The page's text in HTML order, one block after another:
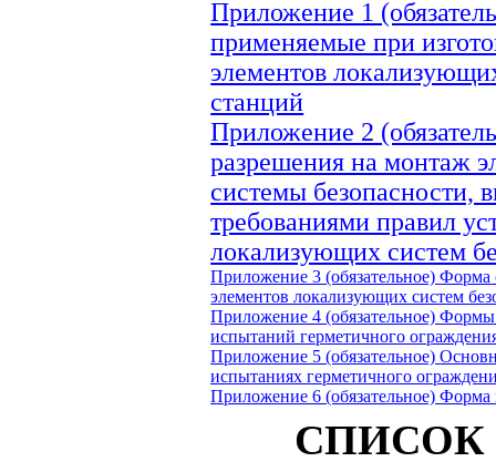
Приложение 1
применяемые при
элементов
станций
Приложение 2
разрешения на монтаж
системы безопасности,
требованиями правил
локализующих систем
Приложение 3 (обязательное)Форма
элементов локализующих систем
Приложение 4 (обязательное)Формы
испытаний герметичного
Приложение 5 (обязательное)
испытаниях герметичного
Приложение 6 (обязательное)Форма